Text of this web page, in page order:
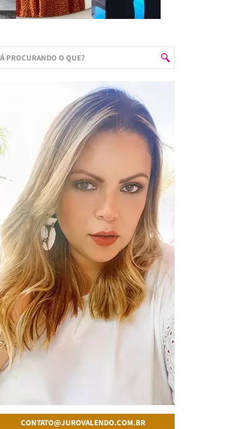
CONTATO@JUROVALENDO.COM.BR